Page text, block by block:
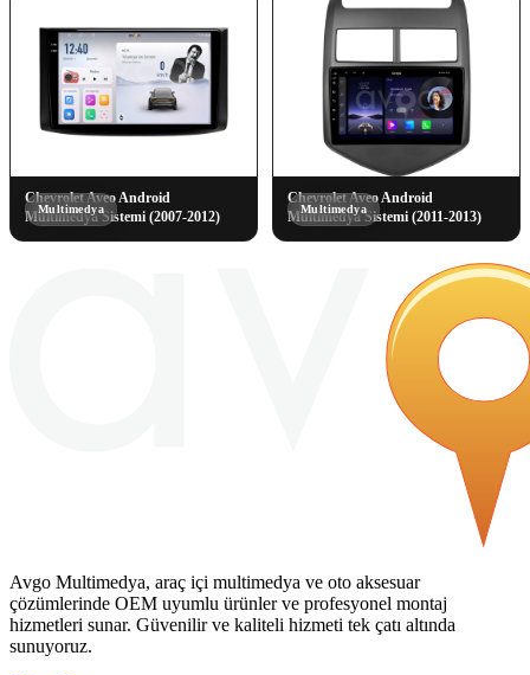
Chevrolet Aveo Android
Multimedya Sistemi (2007-2012)
Multimedya
Chevrolet Aveo Android
Multimedya Sistemi (2011-2013)
Multimedya
Avgo Multimedya, araç içi multimedya ve oto aksesuar
çözümlerinde OEM uyumlu ürünler ve profesyonel montaj
hizmetleri sunar. Güvenilir ve kaliteli hizmeti tek çatı altında
sunuyoruz.